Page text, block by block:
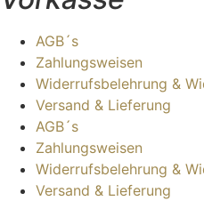
AGB´s
Zahlungsweisen
Widerrufsbelehrung &
Versand & Lieferung
AGB´s
Zahlungsweisen
Widerrufsbelehrung &
Versand & Lieferung